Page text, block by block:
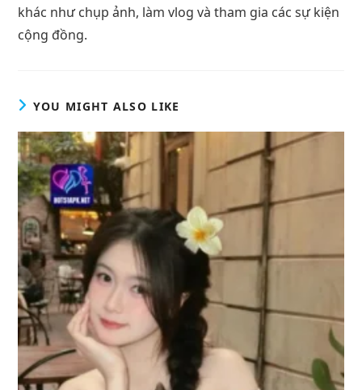
khác như chụp ảnh, làm vlog và tham gia các sự kiện
cộng đồng.
YOU MIGHT ALSO LIKE